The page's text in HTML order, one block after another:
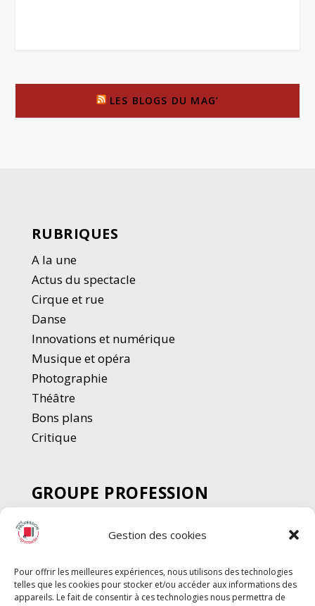
Gestion des cookies
Pour offrir les meilleures expériences, nous utilisons des technologies
telles que les cookies pour stocker et/ou accéder aux informations des
appareils. Le fait de consentir à ces technologies nous permettra de
LES BLOGS DU MAG’
RUBRIQUES
A la une
Actus du spectacle
Cirque et rue
Danse
Innovations et numérique
Musique et opéra
Photographie
Théâtre
Bons plans
Critique
GROUPE PROFESSION
SPECTACLE
Chèque Intermittents
Chèque Compta
Chèque Emploi Spectacle